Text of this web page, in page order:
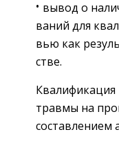
вывод о
ва­ний для
вью как
стве.
Ква­ли­фи­ка­ция
трав­мы на
со­став­ле­ни­ем